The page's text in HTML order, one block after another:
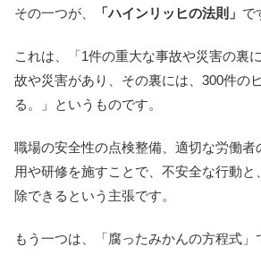
その一つが、 「ハインリッヒの法則」 で
これは、「1件の重大な事故や災害の裏
故や災害があり、その裏には、300件の
る。」というものです。
職場の安全性の点検整備、適切な労働者
用や研修を施すことで、不安全な行動
除できるという主張です。
もう一つは、「腐ったみかんの方程式」